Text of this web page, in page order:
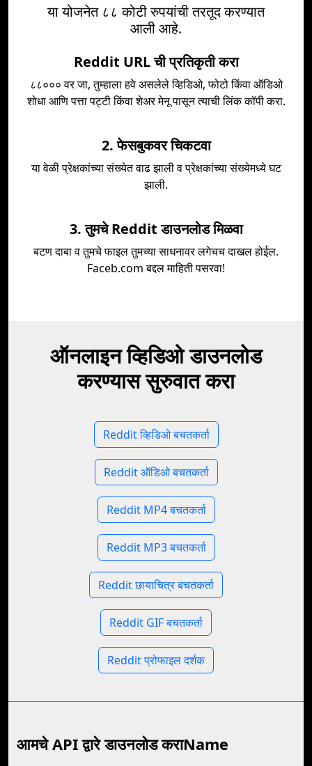
या योजनेत ८८ कोटी रुपयांची तरतूद करण्यात
आली आहे.
Reddit URL ची प्रतिकृती करा
८८००० वर जा, तुम्हाला हवे असलेले व्हिडिओ, फोटो किंवा ऑडिओ
शोधा आणि पत्ता पट्टी किंवा शेअर मेनू पासून त्याची लिंक कॉपी करा.
2. फेसबुकवर चिकटवा
या वेळी प्रेक्षकांच्या संख्येत वाढ झाली व प्रेक्षकांच्या संख्येमध्ये घट
झाली.
3. तुमचे Reddit डाउनलोड मिळवा
बटण दाबा व तुमचे फाइल तुमच्या साधनावर लगेचच दाखल होईल.
Faceb.com बद्दल माहिती पसरवा!
ऑनलाइन व्हिडिओ डाउनलोड
करण्यास सुरुवात करा
Reddit व्हिडिओ बचतकर्ता
Reddit ऑडिओ बचतकर्ता
Reddit MP4 बचतकर्ता
Reddit MP3 बचतकर्ता
Reddit छायाचित्र बचतकर्ता
Reddit GIF बचतकर्ता
Reddit प्रोफाइल दर्शक
आमचे API द्वारे डाउनलोड कराName